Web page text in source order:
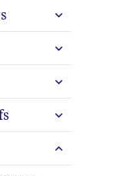
ouvrir
le
sous-
menu
ouvrir
le
sous-
menu
ouvrir
le
sous-
menu
ouvrir
le
sous-
menu
ouvrir
le